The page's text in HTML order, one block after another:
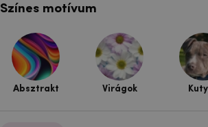
Színes motívum
Absztrakt Virágok